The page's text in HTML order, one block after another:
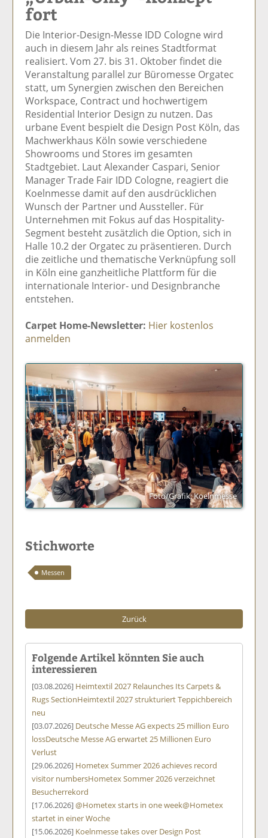
uf
F
ac
e
b
o
o
k
te
il
e
n
el
wi
tt
er
n
uf
Li
n
k
e
di
n
te
n
er
m
ai
l
se
e
n
n
fort
Die Interior-Design-Messe IDD Cologne wird
auch in diesem Jahr als reines Stadtformat
realisiert. Vom 27. bis 31. Oktober findet die
Veranstaltung parallel zur Büromesse Orgatec
statt, um Synergien zwischen den Bereichen
Workspace, Contract und hochwertigem
Residential Interior Design zu nutzen. Das
urbane Event bespielt die Design Post Köln, das
Machwerkhaus Köln sowie verschiedene
Showrooms und Stores im gesamten
Stadtgebiet. Laut Alexander Caspari, Senior
Manager Trade Fair IDD Cologne, reagiert die
Koelnmesse damit auf den ausdrücklichen
Wunsch der Partner und Aussteller. Für
Unternehmen mit Fokus auf das Hospitality-
Segment besteht zusätzlich die Option, sich in
Halle 10.2 der Orgatec zu präsentieren. Durch
die zeitliche und thematische Verknüpfung soll
in Köln eine ganzheitliche Plattform für die
internationale Interior- und Designbranche
entstehen.
Carpet Home-Newsletter: Hier kostenlos
anmelden
Foto/Grafik: Koelnmesse
Stichworte
Messen
Zurück
Folgende Artikel könnten Sie auch
interessieren
[03.08.2026] Heimtextil 2027 Relaunches Its Carpets &
Rugs SectionHeimtextil 2027 strukturiert Teppichbereich
neu
[03.07.2026] Deutsche Messe AG expects 25 million Euro
lossDeutsche Messe AG erwartet 25 Millionen Euro
Verlust
[29.06.2026] Hometex Summer 2026 achieves record
visitor numbersHometex Sommer 2026 verzeichnet
Besucherrekord
[17.06.2026]@Hometex starts in one week@Hometex
startet in einer Woche
[15.06.2026] Koelnmesse takes over Design Post